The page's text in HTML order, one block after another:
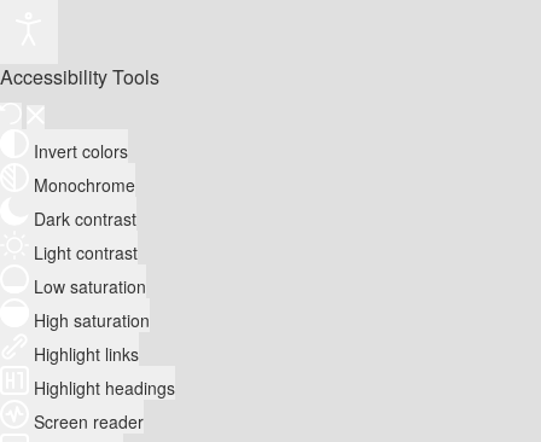
Accessibility Tools
Invert colors
Monochrome
Dark contrast
Light contrast
Low saturation
High saturation
Highlight links
Highlight headings
Screen reader